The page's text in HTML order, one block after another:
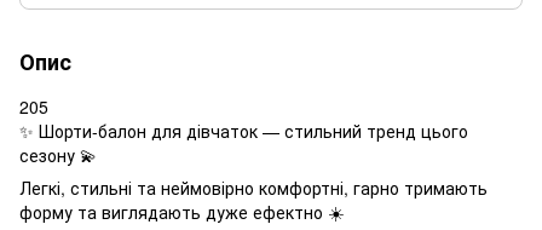
Опис
205
✨ Шорти-балон для дівчаток — стильний тренд цього
сезону 💫
Легкі, стильні та неймовірно комфортні, гарно тримають
форму та виглядають дуже ефектно ☀️